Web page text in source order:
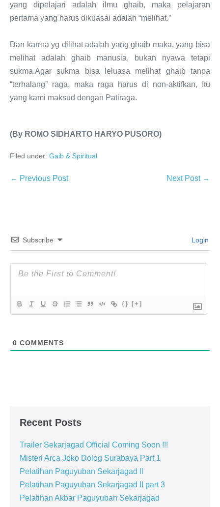
yang dipelajari adalah ilmu ghaib, maka pelajaran
pertama yang harus dikuasai adalah “melihat.”
Dan karrna yg dilihat adalah yang ghaib maka, yang bisa
melihat adalah ghaib manusia, bukan nyawa tetapi
sukma.Agar sukma bisa leluasa melihat ghaib tanpa
“terhalang” raga, maka raga harus di non-aktifkan, Itu
yang kami maksud dengan Patiraga.
(By ROMO SIDHARTO HARYO PUSORO)
Filed under: Gaib & Spiritual
← Previous Post Next Post →
Subscribe Login
{} [+]
0 COMMENTS
Recent Posts
Trailer Sekarjagad Official Coming Soon !!!
Misteri Arca Joko Dolog Surabaya Part 1
Pelatihan Paguyuban Sekarjagad ll
Pelatihan Paguyuban Sekarjagad II part 3
Pelatihan Akbar Paguyuban Sekarjagad